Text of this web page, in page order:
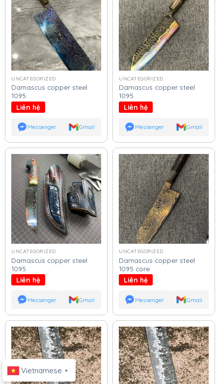
UNCATEGORIZED
Damascus copper steel
1095
Liên hệ
Messenger Gmail
UNCATEGORIZED
Damascus copper steel
1095
Liên hệ
Messenger Gmail
UNCATEGORIZED
Damascus copper steel
1095
Liên hệ
Messenger Gmail
UNCATEGORIZED
Damascus copper steel
1095 core
Liên hệ
Messenger Gmail
Vietnamese ▼